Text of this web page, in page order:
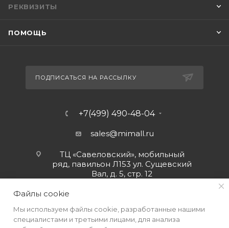
РЕКВИЗИТЫ
ПОМОЩЬ
ПОДПИСАТЬСЯ НА РАССЫЛКУ
+7(499) 490-48-04
sales@mimall.ru
ТЦ «Савеловский», мобильный
ряд, павильон Л153 ул. Сущевский
Вал, д. 5, стр. 12
Файлы cookie
Мы используем файлы cookie, разработанные нашими
специалистами и третьими лицами, для анализа